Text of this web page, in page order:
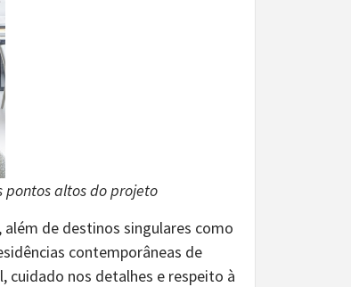
pontos altos do projeto
de destinos singulares como
contemporâneas de
cuidado nos detalhes e respeito à